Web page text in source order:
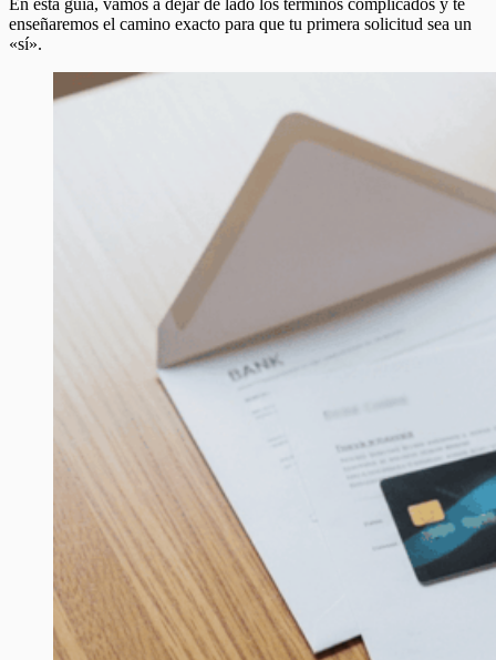
enseñaremos el camino exacto para que tu primera solicitud sea un
«sí».